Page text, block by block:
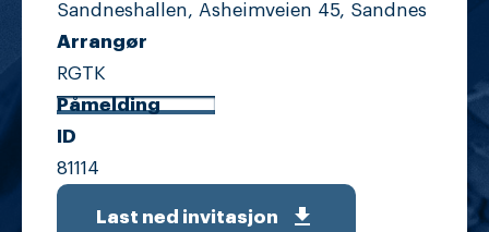
Sandneshallen, Asheimveien 45, Sandnes
Arrangør
RGTK
Påmelding
ID
81114
Last ned invitasjon get_app